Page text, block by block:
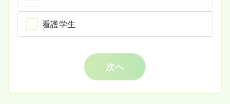
看護学生
次へ